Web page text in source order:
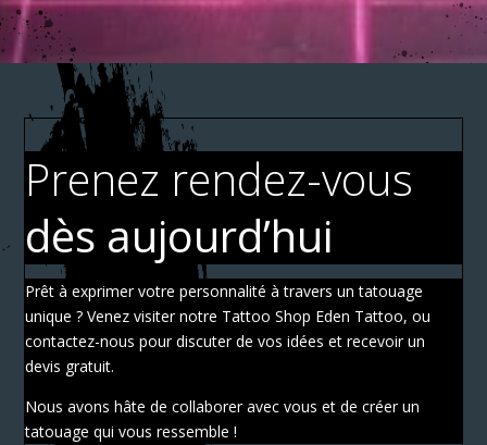
Prenez rendez-vous
dès aujourd’hui
Prêt à exprimer votre personnalité à travers un tatouage
unique ? Venez visiter notre Tattoo Shop Eden Tattoo, ou
contactez-nous pour discuter de vos idées et recevoir un
devis gratuit.
Nous avons hâte de collaborer avec vous et de créer un
tatouage qui vous ressemble !